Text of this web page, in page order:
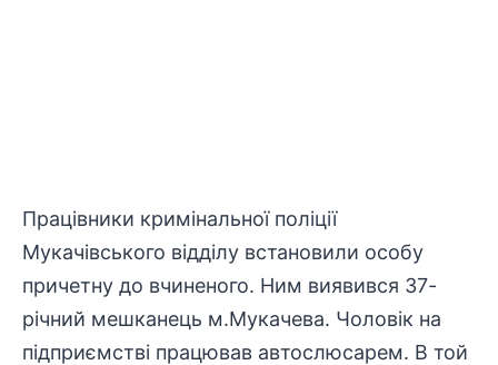
Працівники кримінальної поліції
Мукачівського відділу встановили особу
причетну до вчиненого. Ним виявився 37-
річний мешканець м.Мукачева. Чоловік на
підприємстві працював автослюсарем. В той